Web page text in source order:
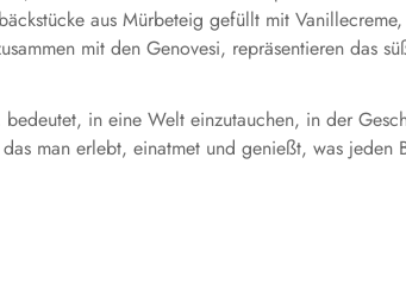
aus Mürbeteig gefüllt mit
mit den Genovesi, repräsentieren das
in eine Welt einzutauchen, in der
man erlebt, einatmet und genießt, was